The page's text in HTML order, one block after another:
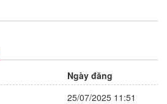
Ngày đăng
25/07/2025 11:51